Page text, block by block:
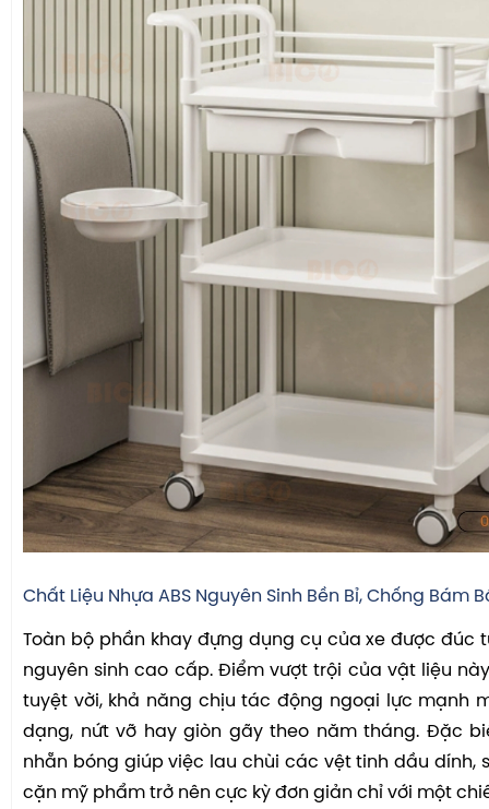
Chất Liệu Nhựa ABS Nguyên Sinh Bền Bỉ, Chống Bám
Toàn bộ phần khay đựng dụng cụ của xe được đúc
nguyên sinh cao cấp. Điểm vượt trội của vật liệu
tuyệt vời, khả năng chịu tác động ngoại lực mạnh
dạng, nứt vỡ hay giòn gãy theo năm tháng. Đặc
nhẵn bóng giúp việc lau chùi các vệt tinh dầu dính,
cặn mỹ phẩm trở nên cực kỳ đơn giản chỉ với một